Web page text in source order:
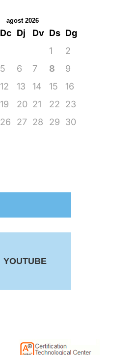
agost 2026
Dc Dj Dv Ds Dg
1
2
5 6 7 8
9
12 13 14 15
16
19 20 21 22
23
26 27 28 29
30
YOUTUBE